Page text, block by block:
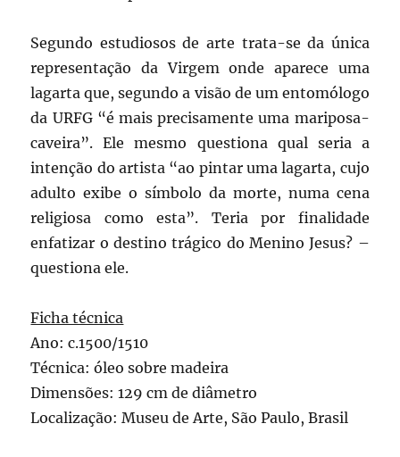
Segundo estudiosos de arte trata-se da única
representação da Virgem onde aparece uma
lagarta que, segundo a visão de um entomólogo
da URFG “é mais precisamente uma mariposa-
caveira”. Ele mesmo questiona qual seria a
intenção do artista “ao pintar uma lagarta, cujo
adulto exibe o símbolo da morte, numa cena
religiosa como esta”. Teria por finalidade
enfatizar o destino trágico do Menino Jesus? –
questiona ele.
Ficha técnica
Ano: c.1500/1510
Técnica: óleo sobre madeira
Dimensões: 129 cm de diâmetro
Localização: Museu de Arte, São Paulo, Brasil